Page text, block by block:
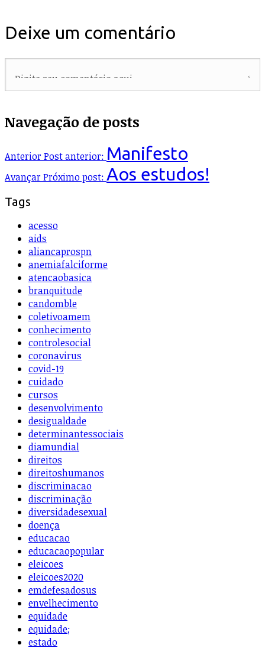
Deixe um comentário
Navegação de posts
AnteriorPost anterior: Manifesto
AvançarPróximo post: Aos estudos!
Tags
acesso
aids
aliancaprospn
anemiafalciforme
atencaobasica
branquitude
candomble
coletivoamem
conhecimento
controlesocial
coronavirus
covid-19
cuidado
cursos
desenvolvimento
desigualdade
determinantessociais
diamundial
direitos
direitoshumanos
discriminacao
discriminação
diversidadesexual
doença
educacao
educacaopopular
eleicoes
eleicoes2020
emdefesadosus
envelhecimento
equidade
equidade;
estado